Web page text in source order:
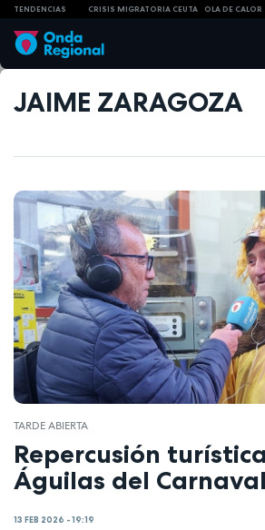
TENDENCIAS CRISIS MIGRATORIA CEUTA OLA DE CALOR
JAIME ZARAGOZA
TARDE ABIERTA
Repercusión
Águilas del Carnaval
13 FEB 2026 - 19:19